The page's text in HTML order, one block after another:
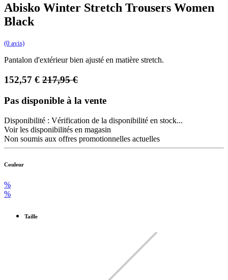
Abisko Winter Stretch Trousers Women
Black
(0 avis)
Pantalon d'extérieur bien ajusté en matière stretch.
152,57 € 217,95€
Pas disponible à la vente
Disponibilité : Vérification de la disponibilité en stock...
Voir les disponibilités en magasin
Non soumis aux offres promotionnelles actuelles
Couleur
%
%
Taille